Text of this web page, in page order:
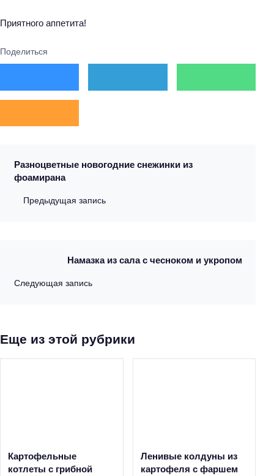
Приятного аппетита!
Поделиться
Разноцветные новогодние снежинки из
фоамирана
Предыдущая запись
Намазка из сала с чесноком и укропом
Следующая запись
Еще из этой рубрики
Картофельные
котлеты с грибной
Ленивые колдуны из
картофеля с фаршем